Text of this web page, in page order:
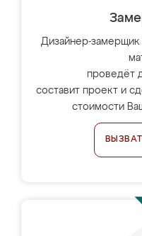
Дизайнер-замерщик
проведёт
составит проект и
стоимости